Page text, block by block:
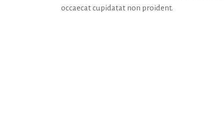
occaecat cupidatat non proident.